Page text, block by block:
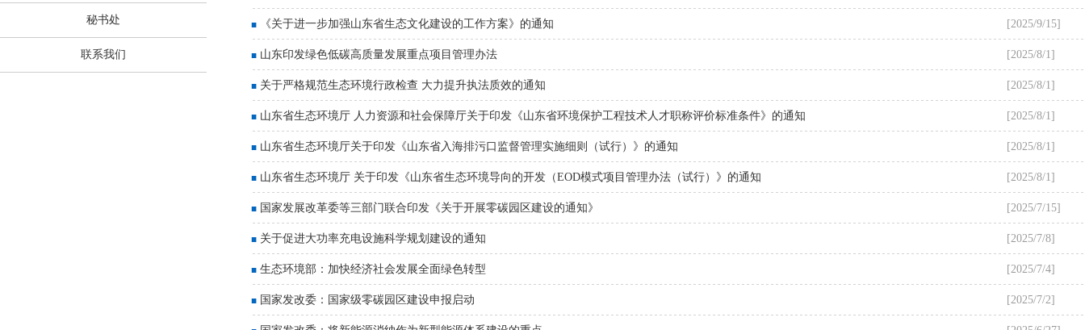
秘书处
联系我们
《关于进一步加强山东省生态文化建设的工作方案》的通知 [2025/9/15]
山东印发绿色低碳高质量发展重点项目管理办法 [2025/8/1]
关于严格规范生态环境行政检查 大力提升执法质效的通知 [2025/8/1]
山东省生态环境厅 人力资源和社会保障厅关于印发《山东省环境保护工程技术人才职称评价标准条件》的通知 [2025/8/1]
山东省生态环境厅关于印发《山东省入海排污口监督管理实施细则（试行）》的通知 [2025/8/1]
山东省生态环境厅 关于印发《山东省生态环境导向的开发（EOD模式项目管理办法（试行）》的通知 [2025/8/1]
国家发展改革委等三部门联合印发《关于开展零碳园区建设的通知》 [2025/7/15]
关于促进大功率充电设施科学规划建设的通知 [2025/7/8]
生态环境部：加快经济社会发展全面绿色转型 [2025/7/4]
国家发改委：国家级零碳园区建设申报启动 [2025/7/2]